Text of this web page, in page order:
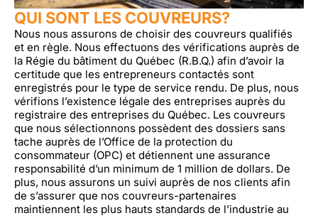
QUI SONT LES COUVREURS?
Nous nous assurons de choisir des couvreurs qualifiés
et en règle. Nous effectuons des vérifications auprès de
la Régie du bâtiment du Québec (R.B.Q.) afin d’avoir la
certitude que les entrepreneurs contactés sont
enregistrés pour le type de service rendu. De plus, nous
vérifions l’existence légale des entreprises auprès du
registraire des entreprises du Québec. Les couvreurs
que nous sélectionnons possèdent des dossiers sans
tache auprès de l’Office de la protection du
consommateur (OPC) et détiennent une assurance
responsabilité d’un minimum de 1 million de dollars. De
plus, nous assurons un suivi auprès de nos clients afin
de s’assurer que nos couvreurs-partenaires
maintiennent les plus hauts standards de l’industrie au